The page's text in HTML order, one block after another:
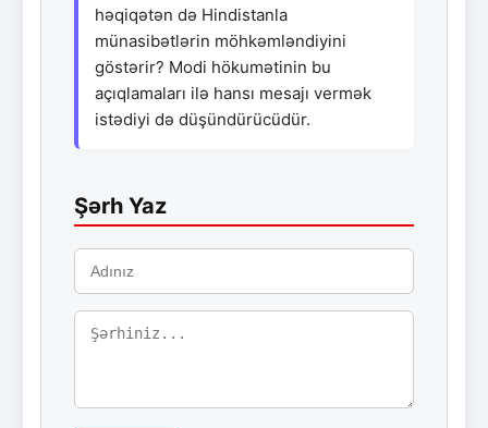
həqiqətən də Hindistanla
münasibətlərin möhkəmləndiyini
göstərir? Modi hökumətinin bu
açıqlamaları ilə hansı mesajı vermək
istədiyi də düşündürücüdür.
Şərh Yaz